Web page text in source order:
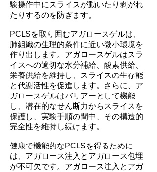
験操作中にスライスが動いたり剥がれ
たりするのを防ぎます。
PCLSを取り囲むアガロースゲルは、
肺組織の生理的条件に近い微小環境を
作り出します。アガロースゲルはスラ
イスへの適切な水分補給、酸素供給、
栄養供給を維持し、スライスの生存能
と代謝活性を促進します。さらに、ア
ガロースゲルはバリアーとして機能
し、潜在的なせん断力からスライスを
保護し、実験手順の間中、その構造的
完全性を維持し続けます。
健康で機能的なPCLSを得るために
は、アガロース注入とアガロース包埋
が不可欠です。アガロース注入とアガ